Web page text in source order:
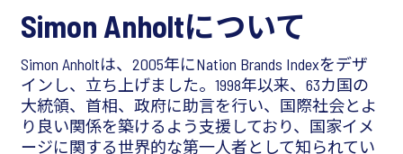
Simon Anholtについて
Simon Anholtは、2005年にNation Brands Indexをデザ
インし、立ち上げました。1998年以来、63カ国の
大統領、首相、政府に助言を行い、国際社会とよ
り良い関係を築けるよう支援しており、国家イメ
ージに関する世界的な第一人者として知られてい